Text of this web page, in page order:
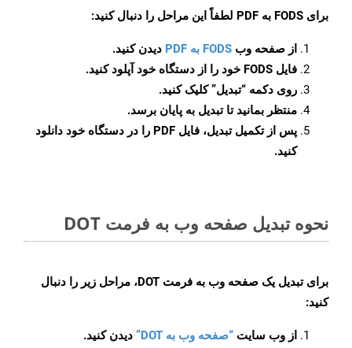
برای FODS به PDF لطفاً این مراحل را دنبال کنید:
از صفحه وب FODS به PDF
دیدن کنید.
فایل FODS خود را از دستگاه خود آپلود کنید.
روی دکمه “تبدیل”کلیک کنید.
منتظر بمانید تا تبدیل به پایان برسد.
پس از تکمیل تبدیل، فایل PDF را در دستگاه خود دانلود
کنید.
نحوه تبدیل صفحه وب به فرمت DOT
برای تبدیل یک صفحه وب به فرمت DOT، مراحل زیر را دنبال
کنید:
از وب سایت “صفحه وب به DOT”
دیدن کنید.